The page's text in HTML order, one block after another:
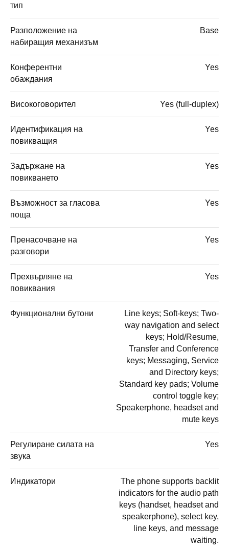
тип
Разположение на
набиращия механизъм
Base
Конферентни
обаждания
Yes
Високоговорител Yes (full-duplex)
Идентификация на
повикващия
Yes
Задържане на
повикването
Yes
Възможност за гласова
поща
Yes
Пренасочване на
разговори
Yes
Прехвърляне на
повиквания
Yes
Функционални бутони
Line keys; Soft-keys; Two-
way navigation and select
keys; Hold/Resume,
Transfer and Conference
keys; Messaging, Service
and Directory keys;
Standard key pads; Volume
control toggle key;
Speakerphone, headset and
mute keys
Регулиране силата на
звука
Yes
Индикатори
The phone supports backlit
indicators for the audio path
keys (handset, headset and
speakerphone), select key,
line keys, and message
waiting.